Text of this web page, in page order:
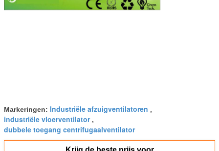
Markeringen: Industriële afzuigventilatoren ,
industriële vloerventilator,
dubbele toegang centrifugaalventilator